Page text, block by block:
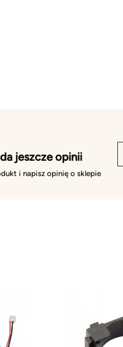
jeszcze opinii
i napisz opinię o sklepie